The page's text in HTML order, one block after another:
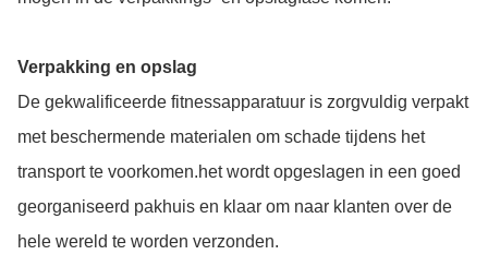
Verpakking en opslag
De gekwalificeerde fitnessapparatuur is zorgvuldig verpakt
met beschermende materialen om schade tijdens het
transport te voorkomen.het wordt opgeslagen in een goed
georganiseerd pakhuis en klaar om naar klanten over de
hele wereld te worden verzonden.